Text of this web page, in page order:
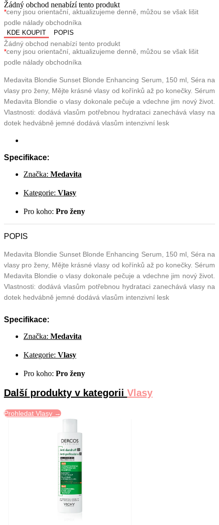
Žádný obchod nenabízí tento produkt
*ceny jsou orientační, aktualizujeme denně, můžou se však lišit
podle nálady obchodníka
KDE KOUPIT POPIS
Žádný obchod nenabízí tento produkt
*ceny jsou orientační, aktualizujeme denně, můžou se však lišit
podle nálady obchodníka
Medavita Blondie Sunset Blonde Enhancing Serum, 150 ml, Séra na
vlasy pro ženy, Mějte krásné vlasy od kořínků až po konečky. Sérum
Medavita Blondie o vlasy dokonale pečuje a vdechne jim nový život.
Vlastnosti: dodává vlasům potřebnou hydrataci zanechává vlasy na
dotek hedvábně jemné dodává vlasům intenzivní lesk
Specifikace:
Značka: Medavita
Kategorie: Vlasy
Pro koho: Pro ženy
POPIS
Medavita Blondie Sunset Blonde Enhancing Serum, 150 ml, Séra na
vlasy pro ženy, Mějte krásné vlasy od kořínků až po konečky. Sérum
Medavita Blondie o vlasy dokonale pečuje a vdechne jim nový život.
Vlastnosti: dodává vlasům potřebnou hydrataci zanechává vlasy na
dotek hedvábně jemné dodává vlasům intenzivní lesk
Specifikace:
Značka: Medavita
Kategorie: Vlasy
Pro koho: Pro ženy
Další produkty v kategorii Vlasy
Prohledat Vlasy →